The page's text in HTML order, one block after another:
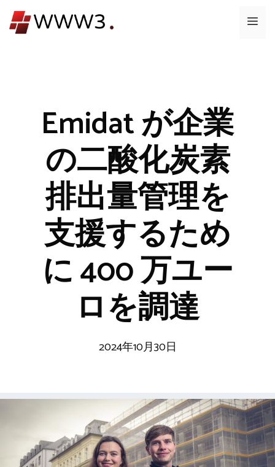
ン
メ
Emidat が企業
の二酸化炭素
排出量管理を
支援するため
に 400 万ユー
ロを調達
2024年10月30日